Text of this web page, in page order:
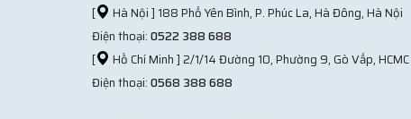
[
Hà Nội ] 188 Phố Yên Bình, P. Phúc La, Hà Đông, Hà Nội
Điện thoại:0522 388 688
[
Hồ Chí Minh ] 2/1/14 Đường 10, Phường 9, Gò Vấp, HCMC
Điện thoại:0568 388 688